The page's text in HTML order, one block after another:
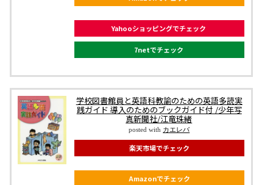
Yahooショッピングでチェック
7netでチェック
学校図書館員と英語科教諭のための英語多読実
践ガイド 導入のためのブックガイド付 /少年写
真新聞社/江竜珠緒
posted with カエレバ
楽天市場でチェック
Amazonでチェック